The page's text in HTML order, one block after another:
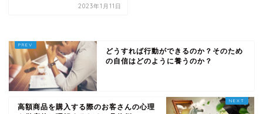
2023年1月11日
どうすれば行動ができるのか？そのため
の自信はどのように養うのか？
高額商品を購入する際のお客さんの心理